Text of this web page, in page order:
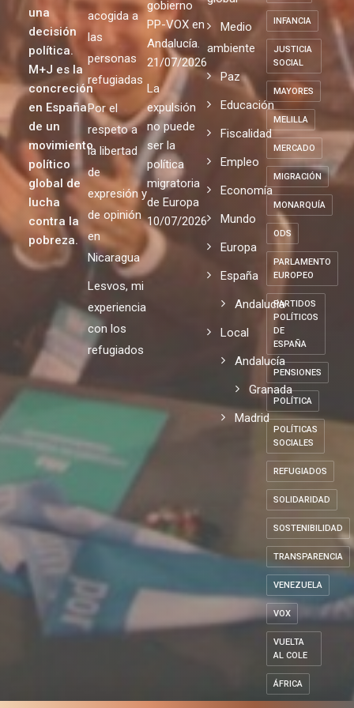
una
decisión
política.
M+J es la
concreción
en España
de un
movimiento
político
global de
lucha
contra la
pobreza.
acogida a
las
personas
refugiadas
Por el
respeto a
la libertad
de
expresión y
de opinión
en
Nicaragua
Lesvos, mi
experiencia
con los
refugiados
gobierno
PP-VOX en
Andalucía.
21/07/2026
La
expulsión
no puede
ser la
política
migratoria
de Europa
10/07/2026
Medio
ambiente
Paz
Educación
Fiscalidad
Empleo
Economía
Mundo
Europa
España
Andalucia
Local
Andalucía
Granada
Madrid
INFANCIA
JUSTICIA
SOCIAL
MAYORES
MELILLA
MERCADO
MIGRACIÓN
MONARQUÍA
ODS
PARLAMENTO
EUROPEO
PARTIDOS
POLÍTICOS
DE
ESPAÑA
PENSIONES
POLÍTICA
POLÍTICAS
SOCIALES
REFUGIADOS
SOLIDARIDAD
SOSTENIBILIDAD
TRANSPARENCIA
VENEZUELA
VOX
VUELTA
AL COLE
ÁFRICA